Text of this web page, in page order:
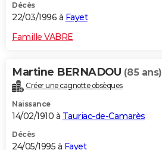
Décès
22/03/1996 à Fayet
Famille VABRE
Martine BERNADOU (85 ans)
Créer une cagnotte obsèques
Naissance
14/02/1910 à Tauriac-de-Camarès
Décès
24/05/1995 à Fayet